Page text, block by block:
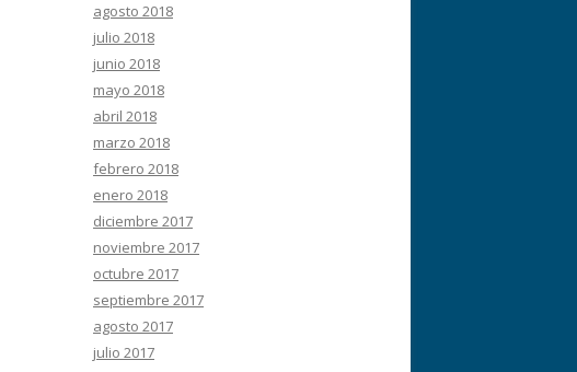
agosto 2018
julio 2018
junio 2018
mayo 2018
abril 2018
marzo 2018
febrero 2018
enero 2018
diciembre 2017
noviembre 2017
octubre 2017
septiembre 2017
agosto 2017
julio 2017